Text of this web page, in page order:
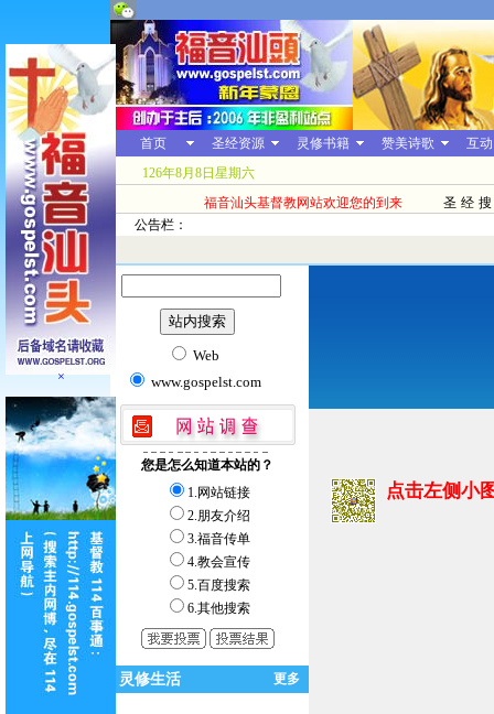
首页 圣经资源 灵修书籍 赞美诗歌
互
126年8月8日星期六
福音汕头基督教网站欢迎您的到来
圣经
公告栏：
Web
www.gospelst.com
您是怎么知道本站的？
1.网站链接
2.朋友介绍
3.福音传单
4.教会宣传
5.百度搜索
6.其他搜索
灵修生活 更多
点击左侧小
×